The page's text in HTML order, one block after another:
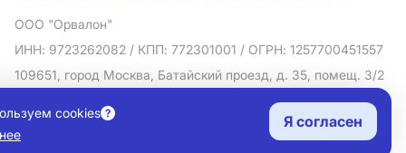
ООО "Орвалон"
ИНН: 9723262082 / КПП: 772301001 / ОГРН: 1257700451557
109651, город Москва, Батайский проезд, д. 35, помещ. 3/2
Политика в отношении обработки персональных данных
Согласие на рекламную рассылку
Правовая информация
cookies
Я согласен